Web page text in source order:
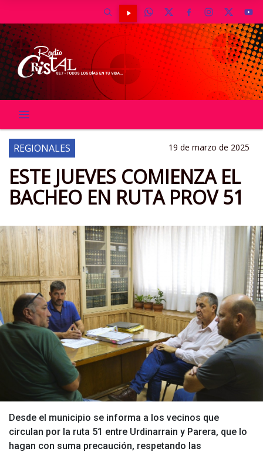
REGIONALES 19 de marzo de 2025
ESTE JUEVES COMIENZA EL
BACHEO EN RUTA PROV 51
Desde el municipio se informa a los vecinos que
circulan por la ruta 51 entre Urdinarrain y Parera, que lo
hagan con suma precaución, respetando las